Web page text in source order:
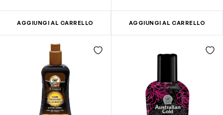
AGGIUNGI AL CARRELLO AGGIUNGI AL CARRELLO